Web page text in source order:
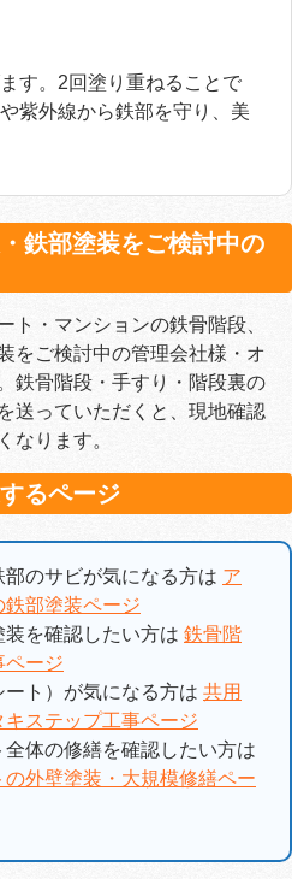
す。2回塗り重ねることで
紫外線から鉄部を守り、美
鉄部塗装をご検討中の
ト・マンションの鉄骨階段、
をご検討中の管理会社様・オ
鉄骨階段・手すり・階段裏の
送っていただくと、現地確認
なります。
るページ
のサビが気になる方は ア
部塗装ページ
を確認したい方は 鉄骨階
ページ
ト）が気になる方は 共用
ステップ工事ページ
体の修繕を確認したい方は
外壁塗装・大規模修繕ペー